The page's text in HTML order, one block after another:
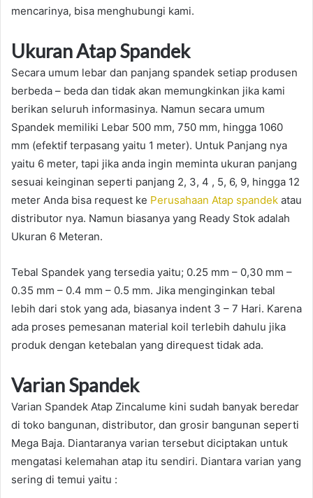
mencarinya, bisa menghubungi kami.
Ukuran Atap Spandek
Secara umum lebar dan panjang spandek setiap produsen
berbeda – beda dan tidak akan memungkinkan jika kami
berikan seluruh informasinya. Namun secara umum
Spandek memiliki Lebar 500 mm, 750 mm, hingga 1060
mm (efektif terpasang yaitu 1 meter). Untuk Panjang nya
yaitu 6 meter, tapi jika anda ingin meminta ukuran panjang
sesuai keinginan seperti panjang 2, 3, 4 , 5, 6, 9, hingga 12
meter Anda bisa request ke Perusahaan Atap spandek atau
distributor nya. Namun biasanya yang Ready Stok adalah
Ukuran 6 Meteran.
Tebal Spandek yang tersedia yaitu; 0.25 mm – 0,30 mm –
0.35 mm – 0.4 mm – 0.5 mm. Jika menginginkan tebal
lebih dari stok yang ada, biasanya indent 3 – 7 Hari. Karena
ada proses pemesanan material koil terlebih dahulu jika
produk dengan ketebalan yang direquest tidak ada.
Varian Spandek
Varian Spandek Atap Zincalume kini sudah banyak beredar
di toko bangunan, distributor, dan grosir bangunan seperti
Mega Baja. Diantaranya varian tersebut diciptakan untuk
mengatasi kelemahan atap itu sendiri. Diantara varian yang
sering di temui yaitu :